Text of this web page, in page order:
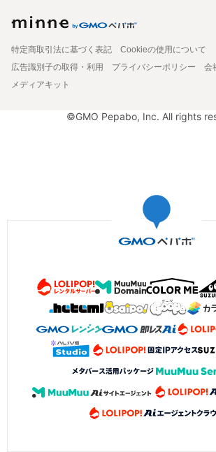
特定商取引法に基づく表記
Cookieの使用について
広告識別子の取得・利用
プライバシーポリシー 会
メディアキット
©GMO Pepabo, Inc. All rights